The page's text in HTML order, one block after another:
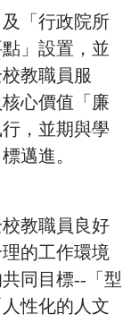
「行政院所
」設置，並
教職員服
心價值「廉
，並期與學
邁進。
教職員良好
的工作環境
同目標--「型
性化的人文